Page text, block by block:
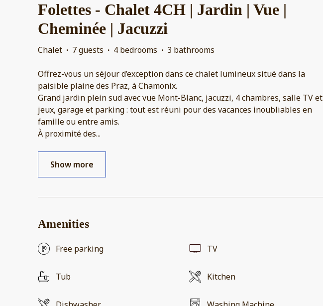
Folettes - Chalet 4CH | Jardin | Vue |
Cheminée | Jacuzzi
Chalet · 7 guests · 4 bedrooms · 3 bathrooms
Offrez-vous un séjour d’exception dans ce chalet lumineux situé dans la
paisible plaine des Praz, à Chamonix.
Grand jardin plein sud avec vue Mont-Blanc, jacuzzi, 4 chambres, salle TV et
jeux, garage et parking : tout est réuni pour des vacances inoubliables en
famille ou entre amis.
À proximité des...
Show more
Amenities
Free parking TV
Tub Kitchen